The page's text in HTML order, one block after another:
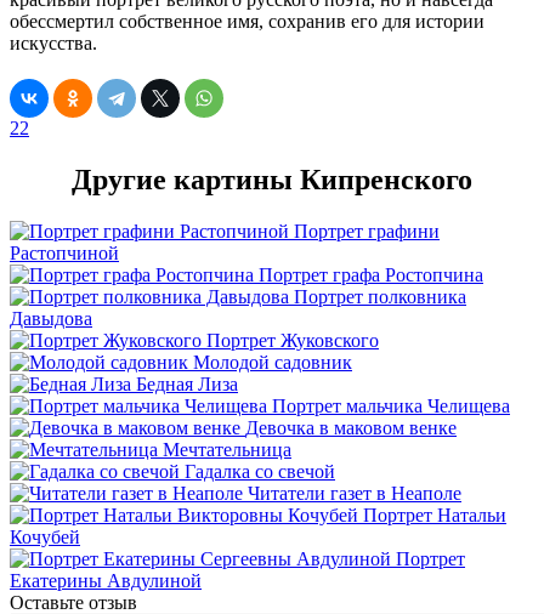
обессмертил собственное имя, сохранив его для истории
искусства.
22
Другие картины Кипренского
Портрет графини
Растопчиной
Портрет графа Ростопчина
Портрет полковника
Давыдова
Портрет Жуковского
Молодой садовник
Бедная Лиза
Портрет мальчика Челищева
Девочка в маковом венке
Мечтательница
Гадалка со свечой
Читатели газет в Неаполе
Портрет Натальи
Кочубей
Портрет
Екатерины Авдулиной
Оставьте отзыв